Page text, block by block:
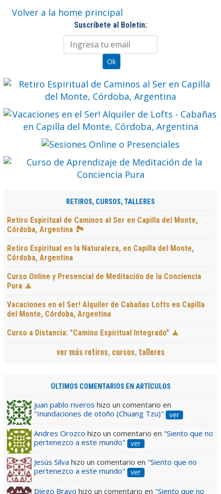
Volver a la home principal
Suscríbete al Boletín:
RETIROS, CURSOS, TALLERES
Retiro Espiritual de Caminos al Ser en Capilla del Monte,
Córdoba, Argentina 🏞️
Retiro Espiritual en la Naturaleza, en Capilla del Monte,
Córdoba, Argentina
Curso Online y Presencial de Meditación de la Conciencia
Pura 🧘
Vacaciones en el Ser! Alquiler de Cabañas Lofts en Capilla
del Monte, Córdoba, Argentina
Curso a Distancia: "Camino Espiritual Integrado" 🧘
ver más retiros, cursos, talleres
ÚLTIMOS COMENTARIOS EN ARTÍCULOS
juan pablo riveros hizo un comentario en
"Inundaciones de otoño (Chuang Tzu)"
ver
Andres Orozco hizo un comentario en "Siento que no
pertenezco a este mundo"
ver
Jesús Silva hizo un comentario en "Siento que no
pertenezco a este mundo"
ver
Diego Bravo hizo un comentario en "Siento que no